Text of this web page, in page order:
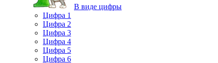
В виде цифры
Цифра 1
Цифра 2
Цифра 3
Цифра 4
Цифра 5
Цифра 6